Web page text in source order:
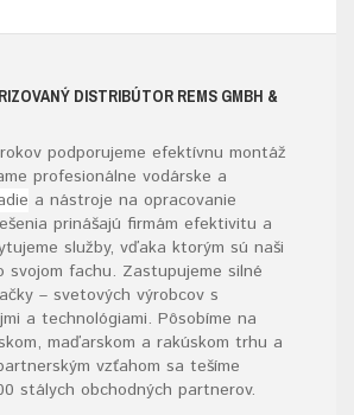
DISTRIBÚTOR REMS GMBH &
podporujeme efektívnu montáž
profesionálne vodárske a
a nástroje na opracovanie
prinášajú firmám efektivitu a
služby, vďaka ktorým sú naši
svojom fachu. Zastupujeme silné
– svetových výrobcov s
a technológiami. Pôsobíme na
maďarskom a rakúskom trhu a
vzťahom sa tešíme
stálych obchodných partnerov.